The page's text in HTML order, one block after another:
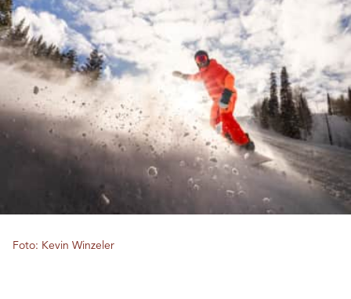
Foto: Kevin Winzeler